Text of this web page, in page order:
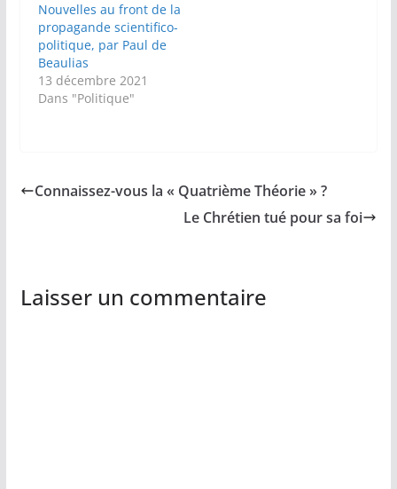
Nouvelles au front de la
propagande scientifico-
politique, par Paul de
Beaulias
13 décembre 2021
Dans "Politique"
Connaissez-vous la « Quatrième Théorie » ?
Le Chrétien tué pour sa foi
Laisser un commentaire